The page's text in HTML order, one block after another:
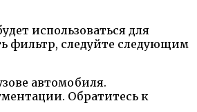
использоваться для
фильтр, следуйте следующим
автомобиля.
Обратитесь к